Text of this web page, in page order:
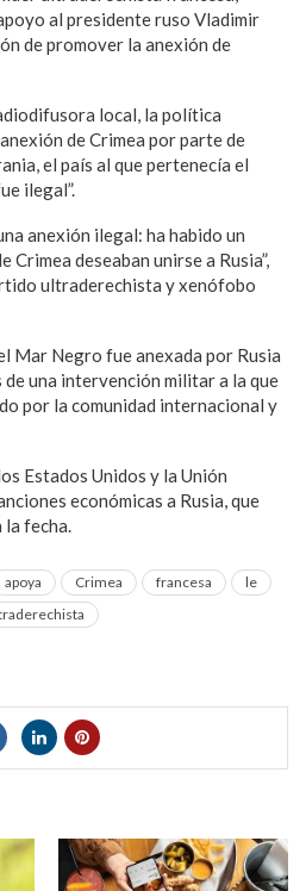
al presidente ruso Vladimir
de promover la anexión de
local, la política
de Crimea por parte de
el país al que pertenecía el
ilegal”.
anexión ilegal: ha habido un
deseaban unirse a Rusia”,
ultraderechista y xenófobo
Mar Negro fue anexada por Rusia
de una intervención militar a la que
por la comunidad internacional y
Estados Unidos y la Unión
económicas a Rusia, que
la fecha.
apoya Crimea francesa
le